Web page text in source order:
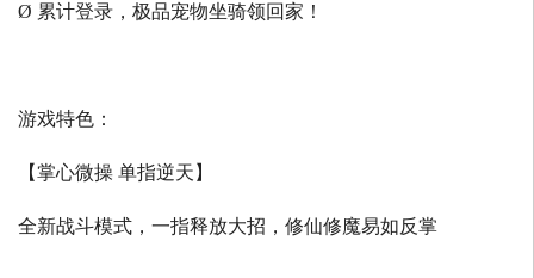
Ø 累计登录，极品宠物坐骑领回家！
游戏特色：
【掌心微操 单指逆天】
全新战斗模式，一指释放大招，修仙修魔易如反掌